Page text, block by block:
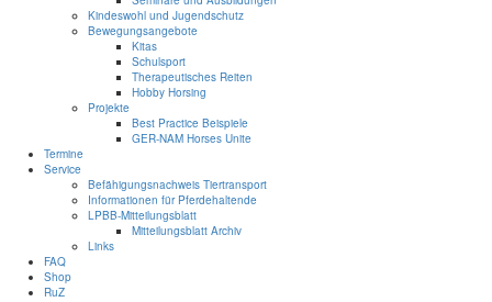
Kindeswohl und Jugendschutz
Bewegungsangebote
Kitas
Schulsport
Therapeutisches Reiten
Hobby Horsing
Projekte
Best Practice Beispiele
GER-NAM Horses Unite
Termine
Service
Befähigungsnachweis Tiertransport
Informationen für Pferdehaltende
LPBB-Mitteilungsblatt
Mitteilungsblatt Archiv
Links
FAQ
Shop
RuZ